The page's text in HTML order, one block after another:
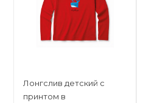
Лонгслив детский с
принтом в